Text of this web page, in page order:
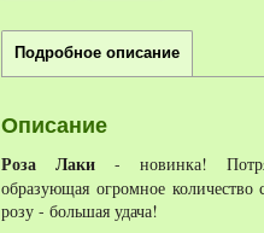
Подробное описание
Описание
Роза Лаки - новинка!
образующая огромное
розу - большая удача!